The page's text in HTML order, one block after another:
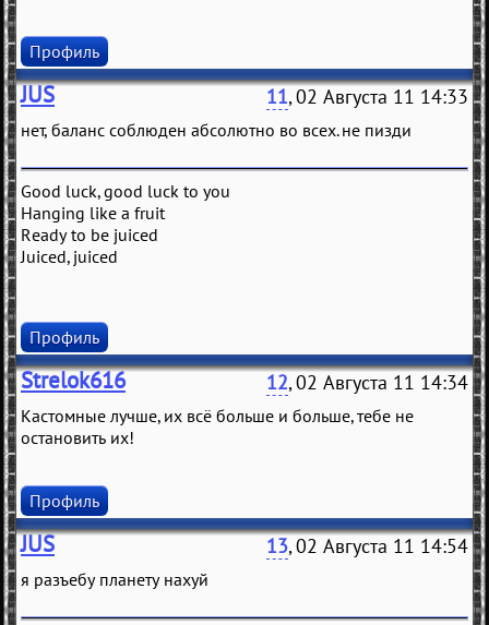
Профиль
JUS 11, 02 Августа 11 14:33
нет, баланс соблюден абсолютно во всех. не пизди
Good luck, good luck to you
Hanging like a fruit
Ready to be juiced
Juiced, juiced
Профиль
Strelok616 12, 02 Августа 11 14:34
Кастомные лучше, их всё больше и больше, тебе не
остановить их!
Профиль
JUS 13, 02 Августа 11 14:54
я разъебу планету нахуй